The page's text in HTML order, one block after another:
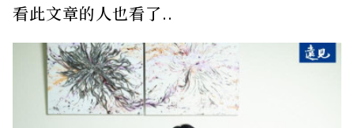
看此文章的人也看了..